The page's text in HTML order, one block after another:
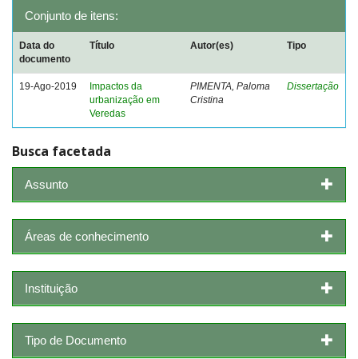
Conjunto de itens:
Data do
documento
Título Autor(es) Tipo
19-Ago-2019
Impactos da
urbanização em
Veredas
PIMENTA, Paloma
Cristina
Dissertação
Busca facetada
Assunto
Áreas de conhecimento
Instituição
Tipo de Documento